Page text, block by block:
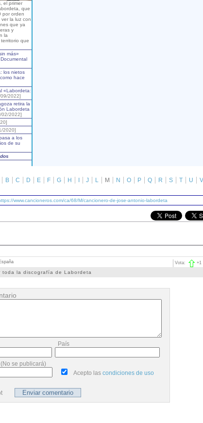
el primer
que
por orden
la luz con
que ya
y
la
que
más»
los nietos
hace
«Labordeta:
2022]
retira la
Labordeta
02/2022]
2020]
a los
de su
B C D E F G H J L M N O P Q R S T U V
www.cancioneros.com/ca/68/M/cancionero-de-jose-antonio-labordeta
Vota: +1
toda la discografía de Labordeta
País
se publicará)
Acepto las condiciones de uso